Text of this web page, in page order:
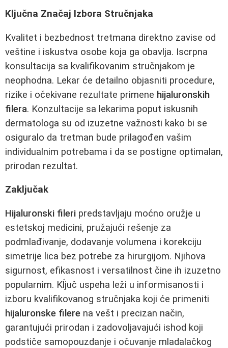
Ključna Značaj Izbora Stručnjaka
Kvalitet i bezbednost tretmana direktno zavise od
veštine i iskustva osobe koja ga obavlja. Iscrpna
konsultacija sa kvalifikovanim stručnjakom je
neophodna. Lekar će detailno objasniti procedure,
rizike i očekivane rezultate primene hijaluronskih
filera. Konzultacije sa lekarima poput iskusnih
dermatologa su od izuzetne važnosti kako bi se
osiguralo da tretman bude prilagođen vašim
individualnim potrebama i da se postigne optimalan,
prirodan rezultat.
Zaključak
Hijaluronski fileri predstavljaju moćno oružje u
estetskoj medicini, pružajući rešenje za
podmlađivanje, dodavanje volumena i korekciju
simetrije lica bez potrebe za hirurgijom. Njihova
sigurnost, efikasnost i versatilnost čine ih izuzetno
popularnim. Kĺjuč uspeha leži u informisanosti i
izboru kvalifikovanog stručnjaka koji će primeniti
hijaluronske filere na vešt i precizan način,
garantujući prirodan i zadovoljavajući ishod koji
podstiče samopouzdanje i očuvanje mladalačkog